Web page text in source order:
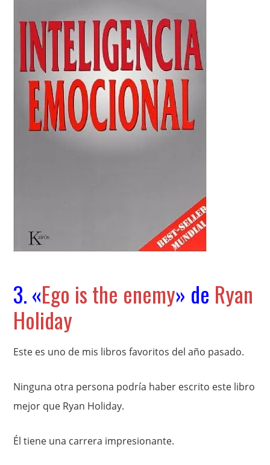
3. «Ego is the enemy» de Ryan
Holiday
Este es uno de mis libros favoritos del año pasado.
Ninguna otra persona podría haber escrito este libro
mejor que Ryan Holiday.
Él tiene una carrera impresionante.